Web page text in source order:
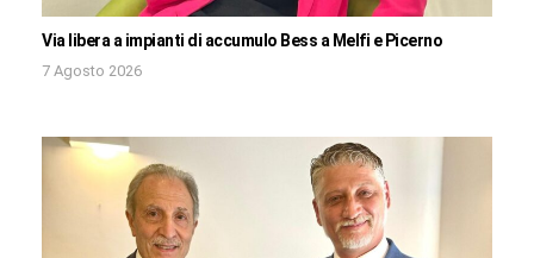
Via libera a impianti di accumulo Bess a Melfi e Picerno
7 Agosto 2026